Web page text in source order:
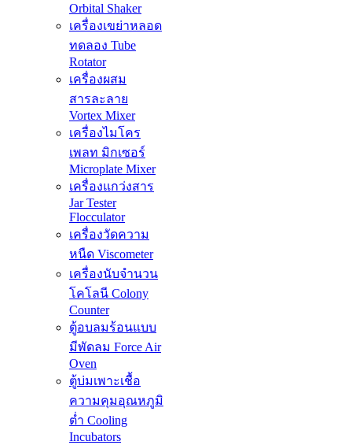
Orbital Shaker
เครื่องเขย่าหลอด
ทดลอง Tube
Rotator
เครื่องผสม
สารละลาย
Vortex Mixer
เครื่องไมโคร
เพลท มิกเซอร์
Microplate Mixer
เครื่องแกว่งสาร
Jar Tester
Flocculator
เครื่องวัดความ
หนืด Viscometer
เครื่องนับจำนวน
โคโลนี Colony
Counter
ตู้อบลมร้อนแบบ
มีพัดลม Force Air
Oven
ตู้บ่มเพาะเชื้อ
ความคุมอุณหภูมิ
ต่ำ Cooling
Incubators